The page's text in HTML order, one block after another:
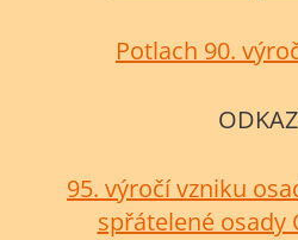
Potlach 90.
95. výročí vzniku
spřátelené osady